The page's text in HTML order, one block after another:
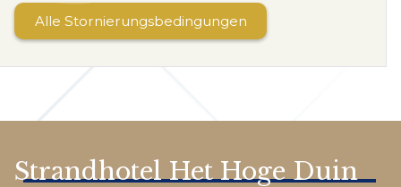
Alle Stornierungsbedingungen
Strandhotel Het Hoge Duin